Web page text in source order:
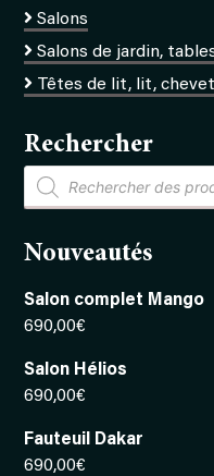
Salons
Salons de jardin,
Têtes de lit, lit,
Rechercher
Recherche
de
produits
Nouveautés
Salon complet Mango
690,00€
Salon Hélios
690,00€
Fauteuil Dakar
690,00€